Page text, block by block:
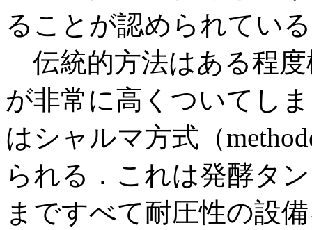
ることが認められてい
伝統的方法はある程
が非常に高くついてし
はシャルマ方式（
られる．これは発酵タ
まですべて耐圧性の設